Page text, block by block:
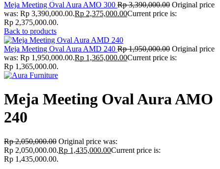
Meja Meeting Oval Aura AMO 300 Rp3,390,000.00 Original price
was: Rp 3,390,000.00.Rp 2,375,000.00Current price is:
Rp 2,375,000.00.
Back to products
Meja Meeting Oval Aura AMD 240 Rp1,950,000.00 Original price
was: Rp 1,950,000.00.Rp 1,365,000.00Current price is:
Rp 1,365,000.00.
Meja Meeting Oval Aura AMO
240
Rp2,050,000.00 Original price was:
Rp 2,050,000.00.Rp 1,435,000.00Current price is:
Rp 1,435,000.00.